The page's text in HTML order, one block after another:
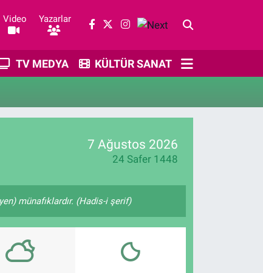
Video Yazarlar
TV MEDYA KÜLTÜR SANAT
7 Ağustos 2026
24 Safer 1448
münafıklardır. (Hadis-i şerif)